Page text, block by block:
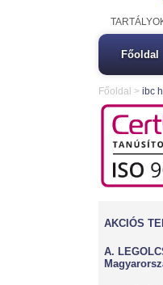
Főoldal
Főoldal > ibc
AKCIÓS
A.